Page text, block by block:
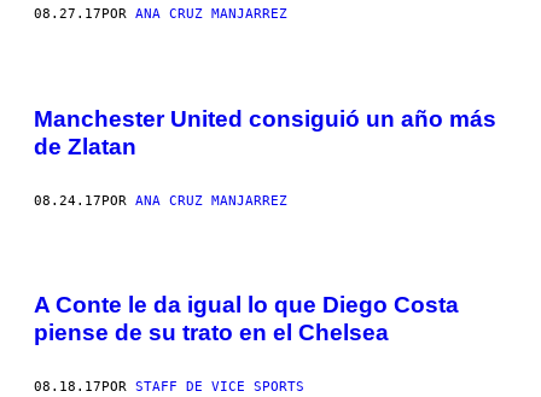
08.27.17 POR ANA CRUZ MANJARREZ
Manchester United consiguió un año más
de Zlatan
08.24.17POR ANA CRUZ MANJARREZ
A Conte le da igual lo que Diego Costa
piense de su trato en el Chelsea
08.18.17 POR STAFF DE VICE SPORTS